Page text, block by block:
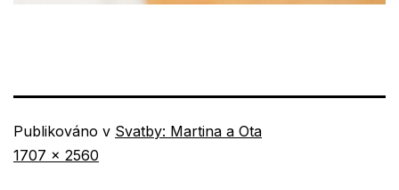
Publikováno v Svatby: Martina a Ota
Původní
1707 × 2560